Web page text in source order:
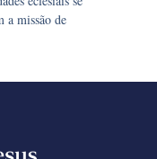
a missão de